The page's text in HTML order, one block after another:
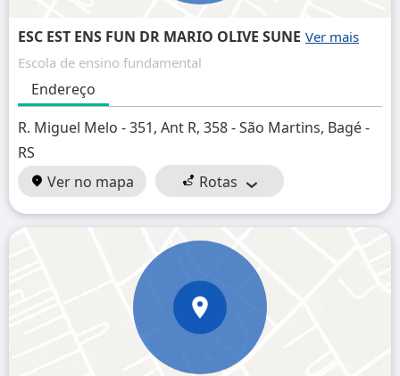
ESC EST ENS FUN DR MARIO OLIVE SUNE
Escola de ensino fundamental
Endereço
R. Miguel Melo - 351, Ant R, 358 - São Martins, Bagé -
RS
Ver no mapa
Rotas